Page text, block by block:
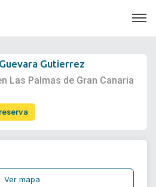
Soporte
Gutierrez
Las Palmas de Gran Canaria
Ver mapa